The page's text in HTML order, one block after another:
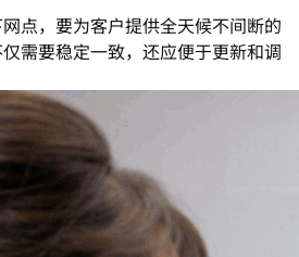
点，要为客户提供全天候不间断的
需要稳定一致，还应便于更新和调